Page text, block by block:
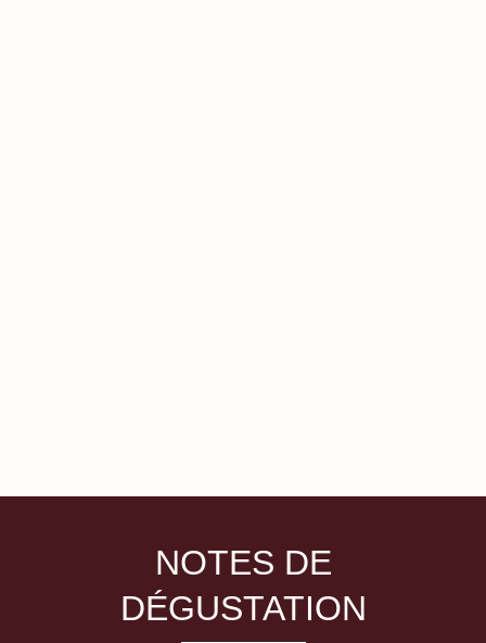
NOTES DE
DÉGUSTATION